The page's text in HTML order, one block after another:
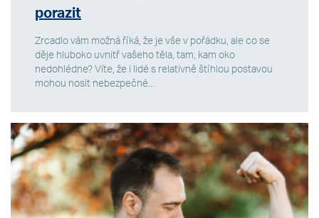
porazit
Zrcadlo vám možná říká, že je vše v pořádku, ale co se
děje hluboko uvnitř vašeho těla, tam, kam oko
nedohlédne? Víte, že i lidé s relativně štíhlou postavou
mohou nosit nebezpečné...